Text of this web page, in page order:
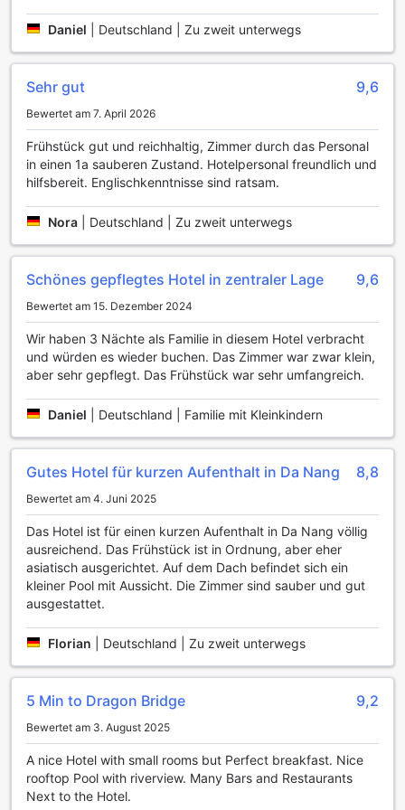
einem spannenden Filmabend amüsieren oder einfach nur
die Zeit mit einem guten Buch verbringen möchten, dieser
Raum bietet Ihnen die Flexibilität, Ihre Freizeit nach Ihren
dafür, dass Sie während Ihres Aufenthalts in Da Nang nicht
nur komfortabel untergebracht sind, sondern auch die
Möglichkeit haben, unvergessliche Momente in geselliger
Runde zu erleben.
Sportliche Erholung im Mitisa Hotel Danang - Nahe der
Drachenbrücke
hervorragende Möglichkeit, sich sportlich zu betätigen und
gleichzeitig die atemberaubende Umgebung von Da Nang
der großzügige Außenpool, der nicht nur zu erfrischenden
Schwimmrunden einlädt, sondern auch einen perfekten Ort
für entspannende Stunden unter der Sonne darstellt. Der
Pool ist umgeben von einer gepflegten Liegewiese, die mit
komfortablen Liegen ausgestattet ist, sodass Sie nach
einem erfrischenden Bad die Seele baumeln lassen können.
Für die Gäste, die nach einer Erfrischung oder einem
kleinen Snack suchen, steht ein einladender Poolside-Bar
Getränken und leichten Snacks verwöhnen lassen, während
Sie die Aussicht auf das glitzernde Wasser genießen. Ob
nach einer sportlichen Einheit im Pool oder einfach nur zum
Entspannen – die Kombination aus einem einladenden
Außenpool und der gemütlichen Bar schafft eine perfekte
Atmosphäre für sportliche Aktivitäten und Erholung
gleichermaßen.
Nahe der Drachenbrücke
Das Mitisa Hotel Danang bietet seinen Gästen eine Vielzahl
an Annehmlichkeiten, die den Aufenthalt so angenehm wie
möglich gestalten. Mit einem umfassenden 24-Stunden-
Zimmerservice können Gäste jederzeit köstliche Speisen
und Getränke direkt in ihrem Zimmer genießen. Für die
Reisenden, die Wert auf Sauberkeit legen, stehen sowohl
Wäscheservice als auch chemische Reinigung zur
Verfügung, sodass die Kleidung immer frisch und ordentlich
Daniel Deutschland | Zu zweit unterwegs
Sehr gut 9,6
Bewertet am 7. April 2026
Frühstück gut und reichhaltig, Zimmer durch das Personal
in einen 1a sauberen Zustand. Hotelpersonal freundlich und
hilfsbereit. Englischkenntnisse sind ratsam.
Nora Deutschland | Zu zweit unterwegs
Schönes gepflegtes Hotel in zentraler Lage 9,6
Bewertet am 15. Dezember 2024
Wir haben 3 Nächte als Familie in diesem Hotel verbracht
und würden es wieder buchen. Das Zimmer war zwar klein,
aber sehr gepflegt. Das Frühstück war sehr umfangreich.
Daniel Deutschland | Familie mit Kleinkindern
Gutes Hotel für kurzen Aufenthalt in Da Nang 8,8
Bewertet am 4. Juni 2025
Das Hotel ist für einen kurzen Aufenthalt in Da Nang völlig
ausreichend. Das Frühstück ist in Ordnung, aber eher
asiatisch ausgerichtet. Auf dem Dach befindet sich ein
kleiner Pool mit Aussicht. Die Zimmer sind sauber und gut
ausgestattet.
Florian Deutschland | Zu zweit unterwegs
5 Min to Dragon Bridge 9,2
Bewertet am 3. August 2025
A nice Hotel with small rooms but Perfect breakfast. Nice
rooftop Pool with riverview. Many Bars and Restaurants
Next to the Hotel.